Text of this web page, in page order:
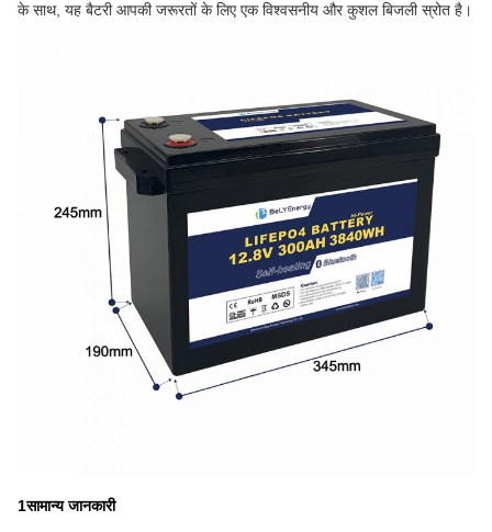
के साथ, यह बैटरी आपकी जरूरतों के लिए एक विश्वसनीय और कुशल बिजली स्रोत है।
1सामान्य जानकारी